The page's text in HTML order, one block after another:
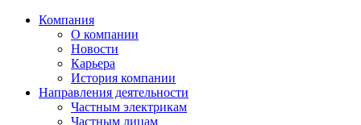
Компания
О компании
Новости
Карьера
История компании
Направления деятельности
Частным электрикам
Частным лицам